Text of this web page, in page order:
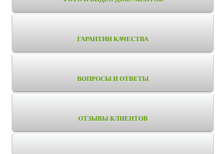
ГАРАНТИИ КАЧЕСТВА
ВОПРОСЫ И ОТВЕТЫ
ОТЗЫВЫ КЛИЕНТОВ